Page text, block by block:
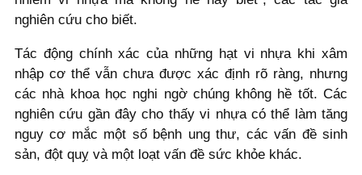
nghiên cứu cho biết.
Tác động chính xác của những hạt vi nhựa khi xâm
nhập cơ thể vẫn chưa được xác định rõ ràng, nhưng
các nhà khoa học nghi ngờ chúng không hề tốt. Các
nghiên cứu gần đây cho thấy vi nhựa có thể làm tăng
nguy cơ mắc một số bệnh ung thư, các vấn đề sinh
sản, đột quỵ và một loạt vấn đề sức khỏe khác.